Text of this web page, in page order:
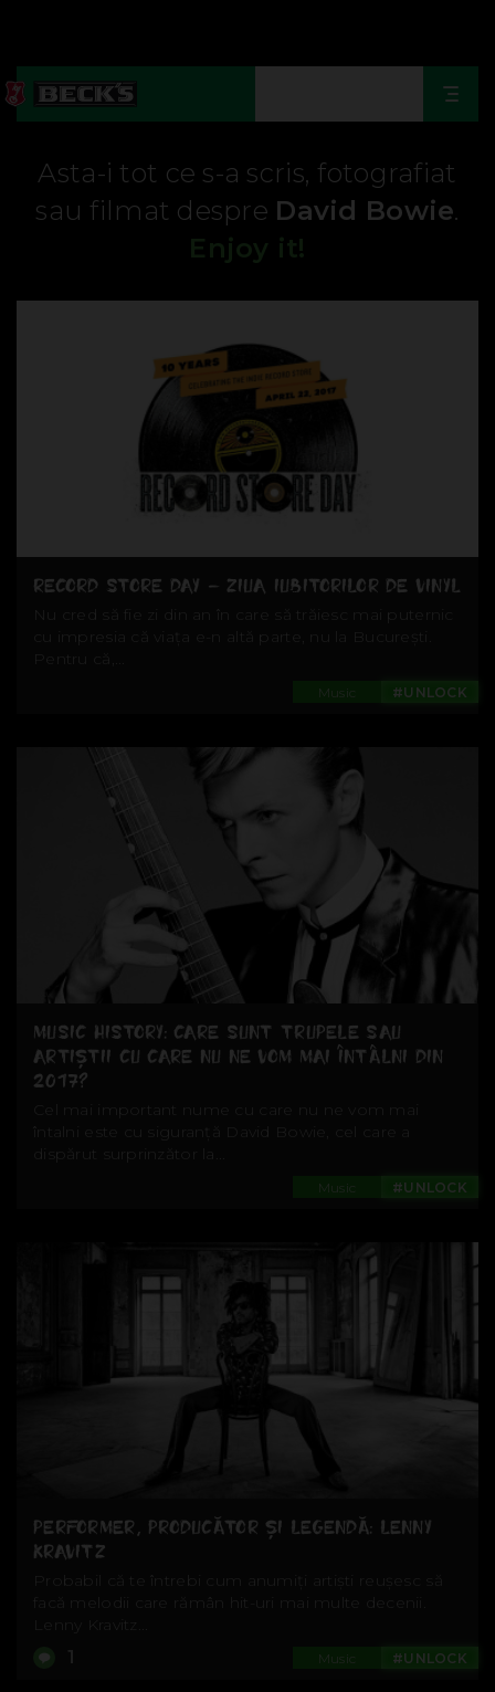
Asta-i tot ce s-a scris, fotografiat
sau filmat despre David Bowie.
Enjoy it!
RECORD STORE DAY – ZIUA IUBITORILOR DE VINYL
Nu cred să fie zi din an în care să trăiesc mai puternic
cu impresia că viața e-n altă parte, nu la București.
Pentru că,...
#UNLOCK
Music
MUSIC HISTORY: CARE SUNT TRUPELE SAU
ARTIȘTII CU CARE NU NE VOM MAI ÎNTÂLNI DIN
2017?
Cel mai important nume cu care nu ne vom mai
întalni este cu siguranță David Bowie, cel care a
dispărut surprinzător la...
#UNLOCK
Music
PERFORMER, PRODUCĂTOR ȘI LEGENDĂ: LENNY
KRAVITZ
Probabil că te întrebi cum anumiți artiști reușesc să
facă melodii care rămân hit-uri mai multe decenii.
Lenny Kravitz...
#UNLOCK
Music
1